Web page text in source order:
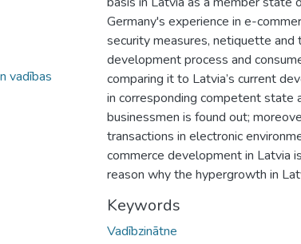
vadības
Germany's experience in e-
security measures, netiquette
development process and
comparing it to Latvia’s current
in corresponding competent state
businessmen is found out;
transactions in electronic
commerce development in Latvia
reason why the hypergrowth in
Keywords
Vadībzinātne